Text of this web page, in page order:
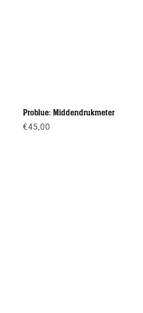
Problue: Middendrukmeter
€45,00